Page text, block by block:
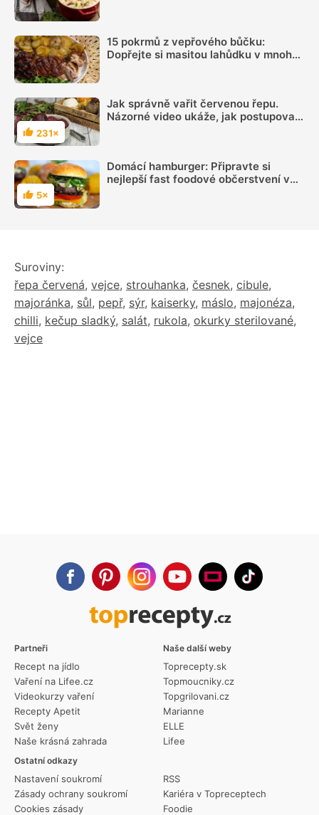
15 pokrmů z vepřového bůčku:
Dopřejte si masitou lahůdku v mnoha
Hodnocení
231×
Jak správně vařit červenou řepu.
Názorné video ukáže, jak postupovat,
Hodnocení
5×
Domácí hamburger: Připravte si
nejlepší fast foodové občerstvení v
Suroviny:
řepa červená, vejce, strouhanka, česnek, cibule,
majoránka, sůl, pepř, sýr, kaiserky, máslo, majonéza,
chilli, kečup sladký, salát, rukola, okurky sterilované,
vejce
Partneři
Recept na jídlo
Vaření na Lifee.cz
Videokurzy vaření
Recepty Apetit
Svět ženy
Naše krásná zahrada
Ostatní odkazy
Nastavení soukromí
Zásady ochrany soukromí
Cookies zásady
RSS
Kariéra v Topreceptech
Foodie
Naše další weby
Toprecepty.sk
Topmoucniky.cz
Topgrilovani.cz
Marianne
ELLE
Lifee